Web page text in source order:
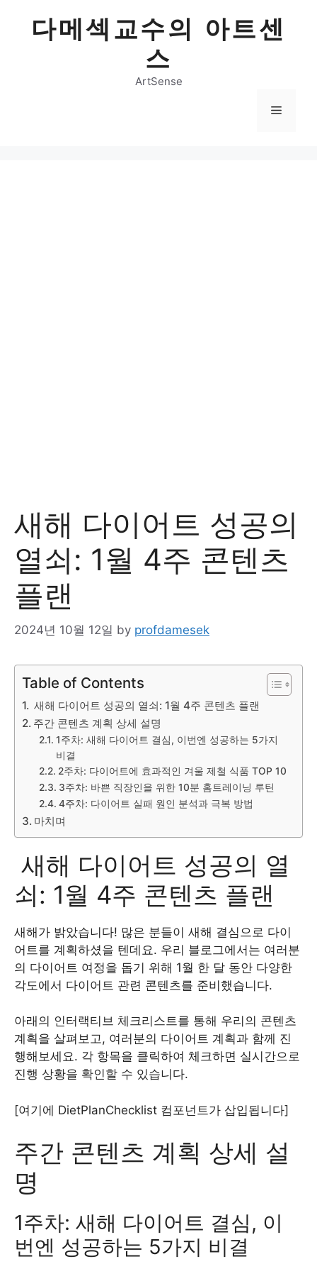
다메섹교수의 아트센
스
ArtSense
Menu
새해 다이어트 성공의
열쇠: 1월 4주 콘텐츠
플랜
2024년 10월 12일 by profdamesek
Table of Contents
새해 다이어트 성공의 열쇠: 1월 4주 콘텐츠 플랜
주간 콘텐츠 계획 상세 설명
1주차: 새해 다이어트 결심, 이번엔 성공하는 5가지
비결
2주차: 다이어트에 효과적인 겨울 제철 식품 TOP 10
3주차: 바쁜 직장인을 위한 10분 홈트레이닝 루틴
4주차: 다이어트 실패 원인 분석과 극복 방법
마치며
새해 다이어트 성공의 열
쇠: 1월 4주 콘텐츠 플랜
새해가 밝았습니다! 많은 분들이 새해 결심으로 다이
어트를 계획하셨을 텐데요. 우리 블로그에서는 여러분
의 다이어트 여정을 돕기 위해 1월 한 달 동안 다양한
각도에서 다이어트 관련 콘텐츠를 준비했습니다.
아래의 인터랙티브 체크리스트를 통해 우리의 콘텐츠
계획을 살펴보고, 여러분의 다이어트 계획과 함께 진
행해보세요. 각 항목을 클릭하여 체크하면 실시간으로
진행 상황을 확인할 수 있습니다.
[여기에 DietPlanChecklist 컴포넌트가 삽입됩니다]
주간 콘텐츠 계획 상세 설
명
1주차: 새해 다이어트 결심, 이
번엔 성공하는 5가지 비결